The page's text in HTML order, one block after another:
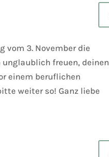
vom 3. November die
freuen, deinen
einem beruflichen
weiter so! Ganz liebe